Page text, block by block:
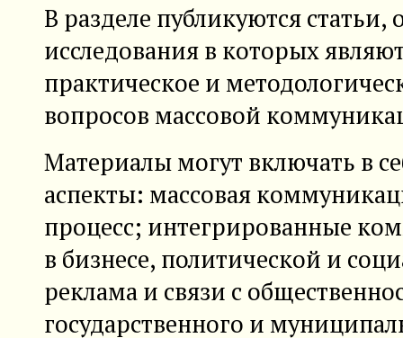
В разделе публикуются статьи,
исследования в которых
практическое и
вопросов массовой
Материалы могут включать в
аспекты: массовая
процесс; интегрированные
в бизнесе, политической и
реклама и связи с
государственного и